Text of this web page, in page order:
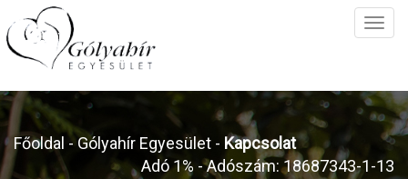
Főoldal - Gólyahír Egyesület - Kapcsolat
Adó 1% - Adószám: 18687343-1-13